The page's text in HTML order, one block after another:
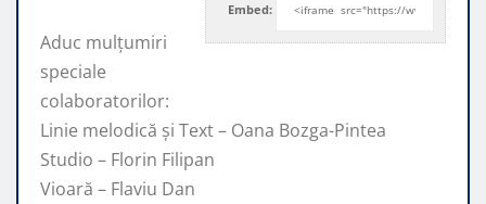
Embed:
Aduc mulțumiri
speciale
colaboratorilor:
Linie melodică și Text – Oana Bozga-Pintea
Studio – Florin Filipan
Vioară – Flaviu Dan